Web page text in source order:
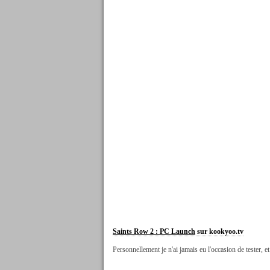
Saints Row 2 : PC Launch sur kookyoo.tv
Personnellement je n'ai jamais eu l'occasion de tester,